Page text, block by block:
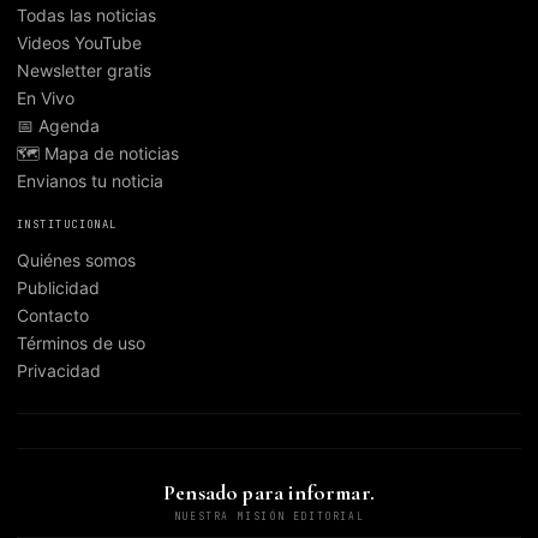
Todas las noticias
Videos YouTube
Newsletter gratis
En Vivo
📅 Agenda
🗺️ Mapa de noticias
Envianos tu noticia
INSTITUCIONAL
Quiénes somos
Publicidad
Contacto
Términos de uso
Privacidad
Pensado para informar.
NUESTRA MISIÓN EDITORIAL